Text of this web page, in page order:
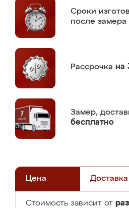
Сроки
после замера
Рассрочка на
Замер,
бесплатно
Цена Доставка
Стоимость зависит от